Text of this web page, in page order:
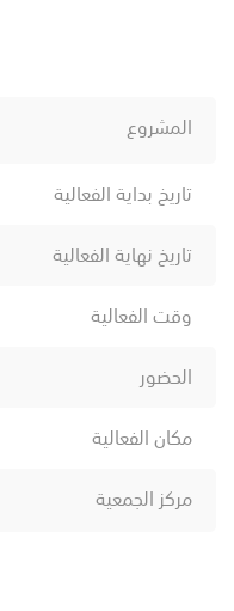
المشروع
تاريخ بداية الفعالية
تاريخ نهاية الفعالية
وقت الفعالية
الحضور
مكان الفعالية
مركز الجمعية